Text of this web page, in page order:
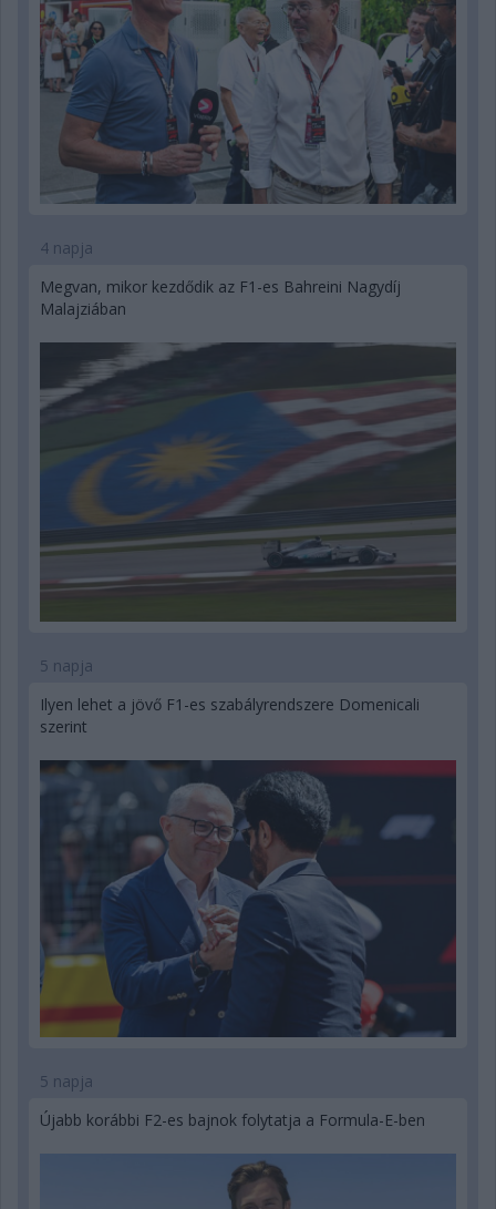
4 napja
Megvan, mikor kezdődik az F1-es Bahreini Nagydíj
Malajziában
5 napja
Ilyen lehet a jövő F1-es szabályrendszere Domenicali
szerint
5 napja
Újabb korábbi F2-es bajnok folytatja a Formula-E-ben